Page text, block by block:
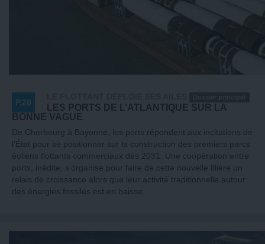
P.28
LES PORTS DE L’ATLANTIQUE SUR LA
BONNE VAGUE
De Cherbourg à Bayonne, les ports répondent aux incitations de
l’État pour se positionner sur la construction des premiers parcs
éoliens flottants commerciaux dès 2031. Une coopération entre
ports, inédite, s’organise pour faire de cette nouvelle filière un
relais de croissance alors que leur activité traditionnelle autour
des énergies fossiles est en baisse.